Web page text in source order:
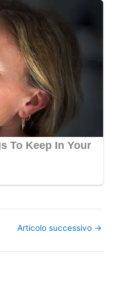
Articolo successivo →